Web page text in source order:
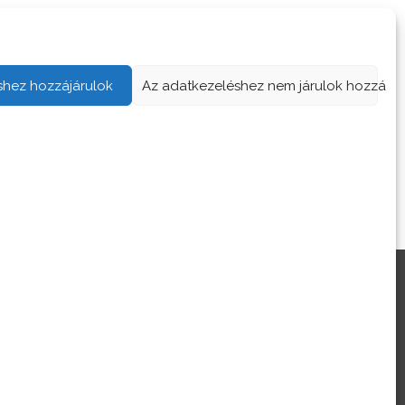
hozzájárulok Az adatkezeléshez nem járulok hozzá